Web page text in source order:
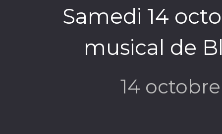
Samedi 14
musical de
14